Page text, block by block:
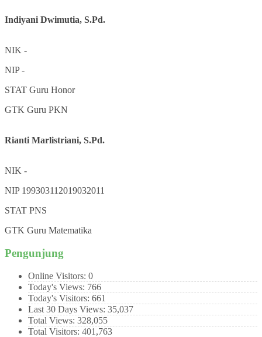
Indiyani Dwimutia, S.Pd.
NIK -
NIP-
STAT Guru Honor
GTK Guru PKN
Rianti Marlistriani, S.Pd.
NIK -
NIP 199303112019032011
STAT PNS
GTK Guru Matematika
Pengunjung
Online Visitors: 0
Today's Views: 766
Today's Visitors: 661
Last 30 Days Views: 35,037
Total Views: 328,055
Total Visitors: 401,763